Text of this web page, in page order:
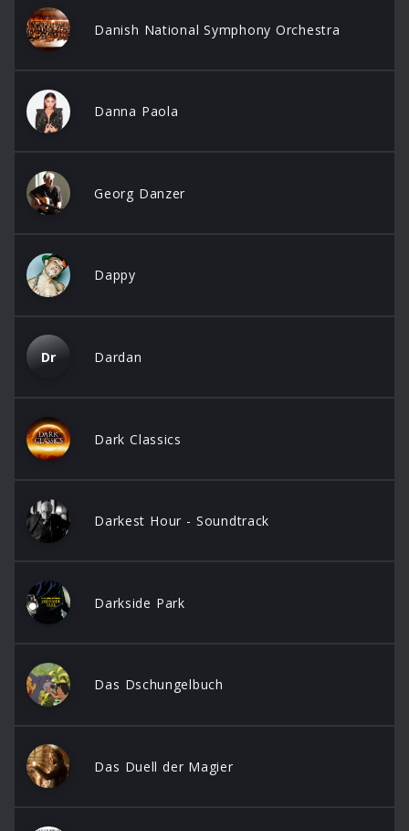
Danish National Symphony Orchestra
Danna Paola
Georg Danzer
Dappy
Dr Dardan
Dark Classics
Darkest Hour - Soundtrack
Darkside Park
Das Dschungelbuch
Das Duell der Magier